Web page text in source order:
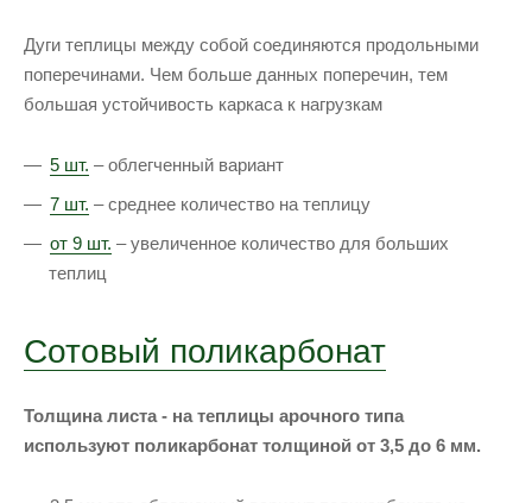
Дуги теплицы между собой соединяются продольными
поперечинами. Чем больше данных поперечин, тем
большая устойчивость каркаса к нагрузкам
5 шт. – облегченный вариант
7 шт. – среднее количество на теплицу
от 9 шт. – увеличенное количество для больших
теплиц
Сотовый поликарбонат
Толщина листа - на теплицы арочного типа
используют поликарбонат толщиной от 3,5 до 6 мм.